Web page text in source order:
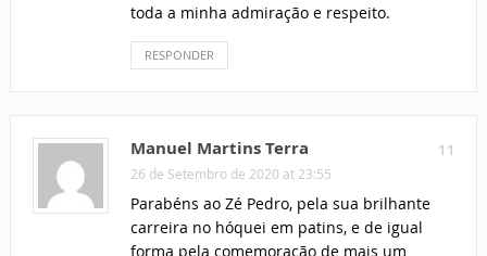
toda a minha admiração e respeito.
RESPONDER
11
Manuel Martins Terra
26 de Setembro de 2020 at 23:55
Parabéns ao Zé Pedro, pela sua brilhante
carreira no hóquei em patins, e de igual
forma pela comemoração de mais um